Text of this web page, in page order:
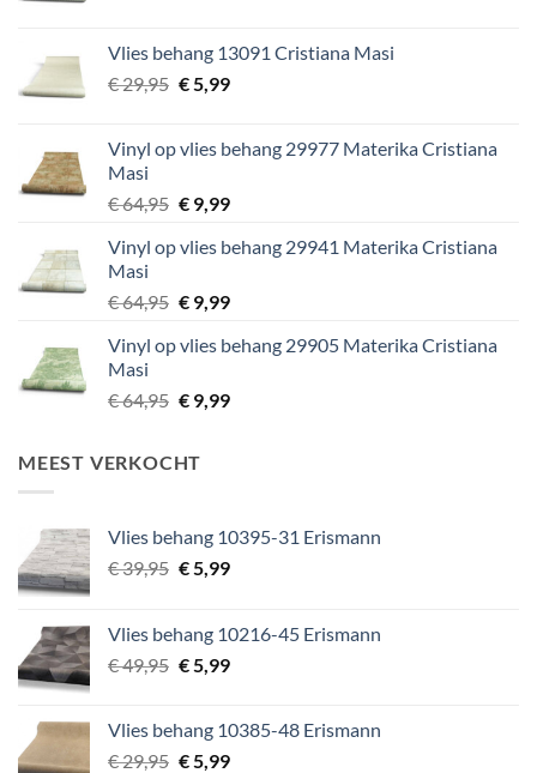
€ 29,95.€ 5,99.
Vlies behang 13091 Cristiana Masi
€29,95 Oorspronkelijke
€ 29,95.
€5,99Huidige
€ 5,99.
Vinyl op vlies behang 29977 Materika Cristiana
Masi
€64,95 Oorspronkelijke
was:
€9,99Huidige
is:
Vinyl op vlies behang 29941 Materika Cristiana
Masi
€64,95 Oorspronkelijke
was:
€9,99Huidige
is:
Vinyl op vlies behang 29905 Materika Cristiana
Masi
€64,95 Oorspronkelijke
€ 64,95.
€9,99Huidige
MEEST VERKOCHT
Vlies behang 10395-31 Erismann
€39,95 Oorspronkelijke
€ 39,95.
€5,99Huidige
€ 5,99.
Vlies behang 10216-45 Erismann
€49,95 Oorspronkelijke
€ 49,95.
€5,99Huidige
€ 5,99.
Vlies behang 10385-48 Erismann
€29,95 Oorspronkelijke
€5,99Huidige